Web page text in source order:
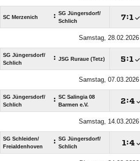
SC Merzenich : SG Jüngersdorf/​
Schlich
:
Samstag, 28.02.2026
SG Jüngersdorf/​
Schlich
: JSG Ruraue (Tetz) :
Samstag, 07.03.2026
SG Jüngersdorf/​
Schlich
: SC Salingia 08
Barmen e.V.
:
Samstag, 14.03.2026
SG Schleiden/​
Freialdenhoven
: SG Jüngersdorf/​
Schlich
 :